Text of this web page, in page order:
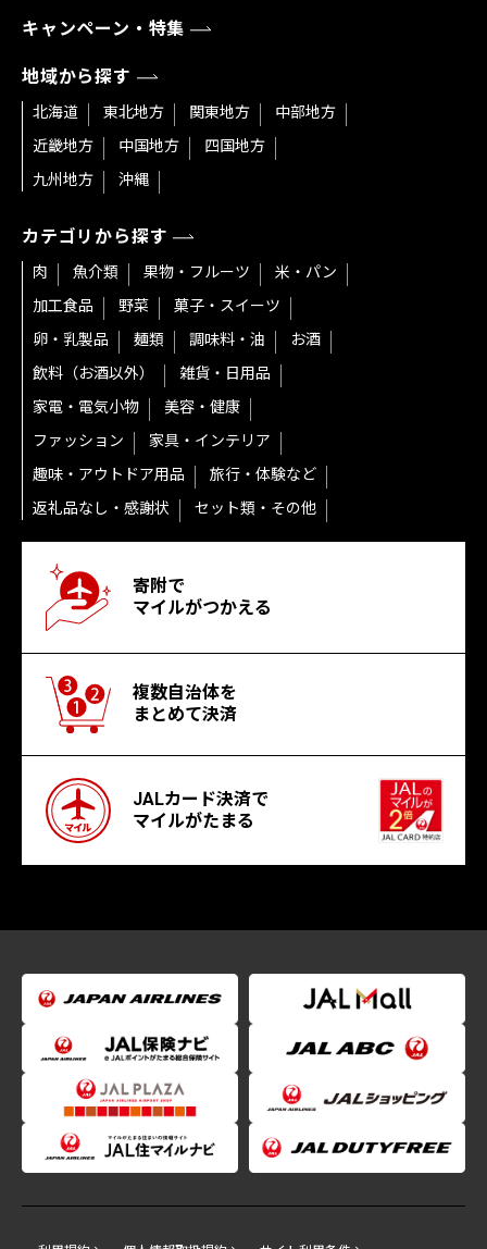
キャンペーン・特集
地域から探す
北海道 東北地方 関東地方
中部地方
近畿地方
中国地方
四国地方
九州地方
沖縄
カテゴリから探す
肉 魚介類 果物・フルーツ
米・パン
加工食品
野菜
菓子・スイーツ
卵・乳製品
麺類 調味料・油
お酒
飲料（お酒以外）
雑貨・日用品
家電・電気小物
美容・健康
ファッション
家具・インテリア
趣味・アウトドア用品
旅行・体験など
返礼品なし・感謝状
セット類・その他
寄附で
マイルがつかえる
複数自治体を
まとめて決済
JALカード決済で
マイルがたまる